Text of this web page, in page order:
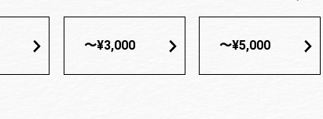
〜¥3,000 〜¥5,000